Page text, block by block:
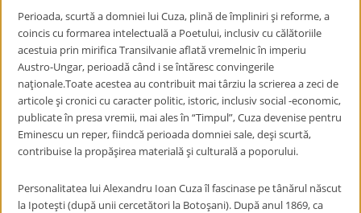
Perioada, scurtă a domniei lui Cuza, plină de împliniri şi reforme, a
coincis cu formarea intelectuală a Poetului, inclusiv cu călătoriile
acestuia prin mirifica Transilvanie aflată vremelnic în imperiu
Austro-Ungar, perioadă când i se întăresc convingerile
naţionale.Toate acestea au contribuit mai târziu la scrierea a zeci de
articole şi cronici cu caracter politic, istoric, inclusiv social -economic,
publicate în presa vremii, mai ales în “Timpul”, Cuza devenise pentru
Eminescu un reper, fiindcă perioada domniei sale, deşi scurtă,
contribuise la propăşirea materială şi culturală a poporului.
Personalitatea lui Alexandru Ioan Cuza îl fascinase pe tânărul născut
la Ipoteşti (după unii cercetători la Botoşani). După anul 1869, ca